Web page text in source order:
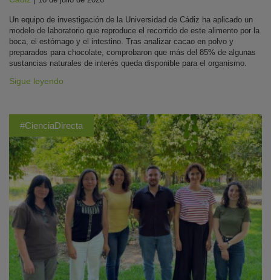
Un equipo de investigación de la Universidad de Cádiz ha aplicado un
modelo de laboratorio que reproduce el recorrido de este alimento por la
boca, el estómago y el intestino. Tras analizar cacao en polvo y
preparados para chocolate, comprobaron que más del 85% de algunas
sustancias naturales de interés queda disponible para el organismo.
Sigue leyendo
#CienciaDirecta